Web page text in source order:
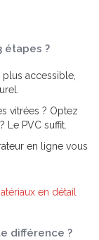
étapes ?
accessible,
vitrées ? Optez
Le PVC suffit.
en ligne vous
en détail
différence ?